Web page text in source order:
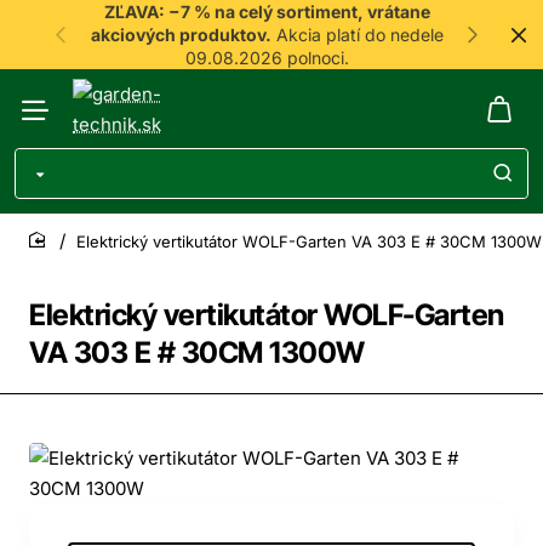
ZĽAVA: −7 % na celý sortiment, vrátane
akciových produktov. Akcia platí do nedele
09.08.2026 polnoci.
Elektrický vertikutátor WOLF-Garten
VA 303 E # 30CM 1300W
home
Elektrický vertikutátor WOLF-Garten VA 303 E # 30CM 1300W